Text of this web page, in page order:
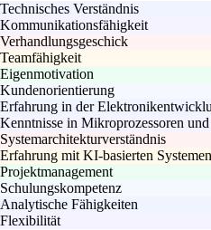
Technisches Verständnis
Kommunikationsfähigkeit
Verhandlungsgeschick
Teamfähigkeit
Eigenmotivation
Kundenorientierung
Erfahrung in der
Kenntnisse in Mikroprozessoren
Systemarchitekturverständnis
Erfahrung mit KI-basierten Systemen
Projektmanagement
Schulungskompetenz
Analytische Fähigkeiten
Flexibilität